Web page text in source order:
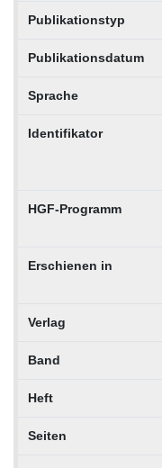
Publikationstyp
Publikationsdatum
Sprache
Identifikator
HGF-Programm
Erschienen in
Verlag
Band
Heft
Seiten